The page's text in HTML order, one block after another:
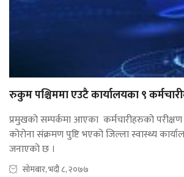
रुकुम पश्चिममा एउटै कार्यालयका ९
प्रमुखको सम्पर्कमा आएका कर्मचारीहरुको परीक्षण
कोरोना संक्रमण पुष्टि भएको जिल्ला स्वास्थ्य
जनाएको छ ।
सोमबार, भदौ ८, २०७७